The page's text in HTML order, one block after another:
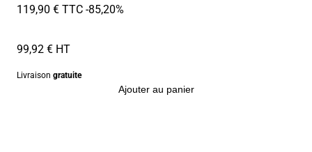
119,90 € TTC-85,20%
99,92 € HT
Livraison gratuite
Ajouter au panier